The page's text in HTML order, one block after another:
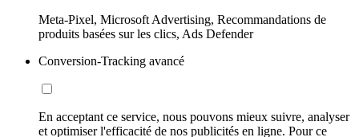
Meta-Pixel, Microsoft Advertising, Recommandations de
produits basées sur les clics, Ads Defender
Conversion-Tracking avancé
En acceptant ce service, nous pouvons mieux suivre, analyser
et optimiser l'efficacité de nos publicités en ligne. Pour ce